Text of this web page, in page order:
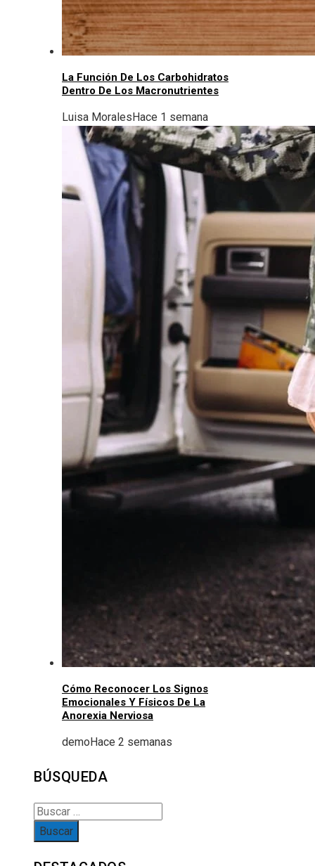
La Función De Los Carbohidratos
Dentro De Los Macronutrientes
Luisa Morales Hace 1 semana
Cómo Reconocer Los Signos
Emocionales Y Físicos De La
Anorexia Nerviosa
demo Hace 2 semanas
BÚSQUEDA
Buscar: